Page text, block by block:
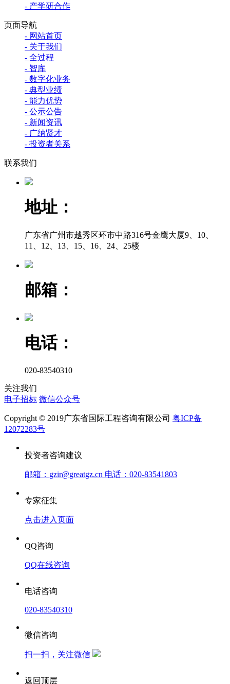
- 产学研合作
页面导航
- 网站首页
- 关于我们
- 全过程
- 智库
- 数字化业务
- 典型业绩
- 能力优势
- 公示公告
- 新闻资讯
- 广纳贤才
- 投资者关系
联系我们
地址：
广东省广州市越秀区环市中路316号金鹰大厦9、10、
11、12、13、15、16、24、25楼
邮箱：
电话：
020-83540310
关注我们
电子招标 微信公众号
Copyright © 2019广东省国际工程咨询有限公司 粤ICP备
12072283号
投资者咨询建议
邮箱：gzir@greatgz.cn 电话：020-83541803
专家征集
点击进入页面
QQ咨询
QQ在线咨询
电话咨询
020-83540310
微信咨询
扫一扫，关注微信
返回顶层